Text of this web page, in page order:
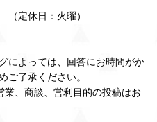
定休日：火曜）
によっては、回答にお時間がか
ご了承ください。
、商談、営利目的の投稿はお